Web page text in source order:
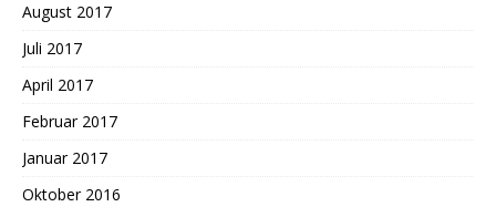
August 2017
Juli 2017
April 2017
Februar 2017
Januar 2017
Oktober 2016